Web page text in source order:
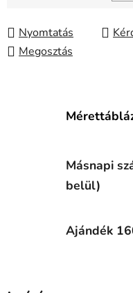
Nyomtatás
Megosztás
Másnapi
belül)
Ajándék